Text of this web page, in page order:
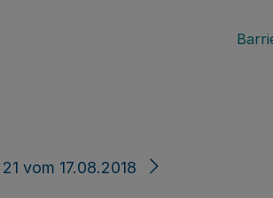
vom 17.08.2018